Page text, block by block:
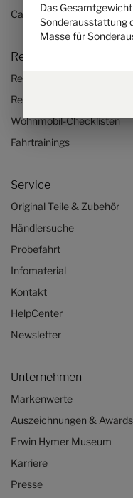
Camper Van-Aufstelldach
Reisen & Erleben
Reiseberichte
Reisetipps
Wohnmobil-Checklisten
Fahrtrainings
Service
Original Teile & Zubehör
Händlersuche
Probefahrt
Infomaterial
Kontakt
HelpCenter
Newsletter
Unternehmen
Markenwerte
Auszeichnungen & Awards
Erwin Hymer Museum
Karriere
Presse
Das
Sonderausstattung
Masse für